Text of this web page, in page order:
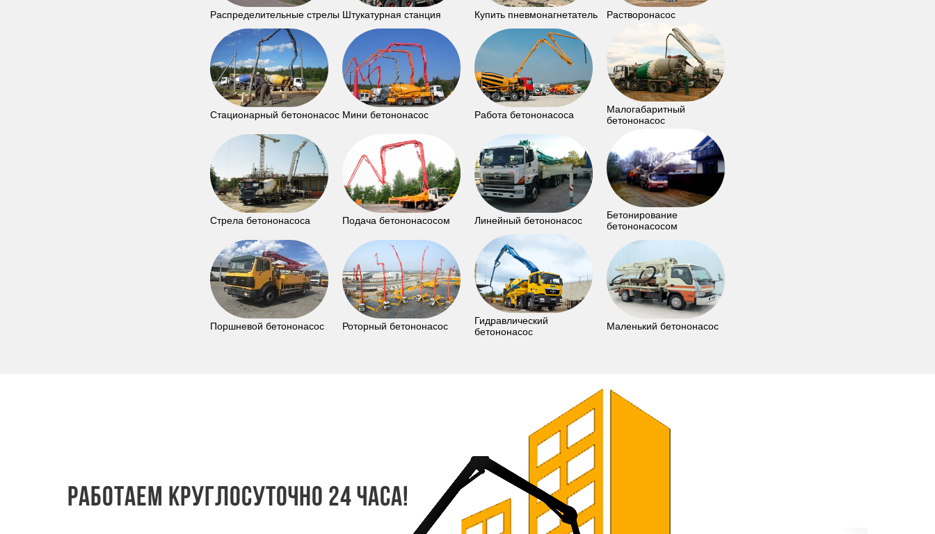
Распределительные стрелы Штукатурная станция Купить пневмонагнетатель Растворонасос
Стационарный бетононасос Мини бетононасос Работа бетононасоса
Малогабаритный
бетононасос
Стрела бетононасоса Подача бетононасосом Линейный бетононасос
Бетонирование
бетононасосом
Поршневой бетононасос Роторный бетононасос
Гидравлический
бетононасос
Маленький бетононасос
Работаем круглосуточно 24 часа!